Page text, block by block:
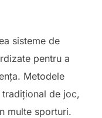
sisteme de
pentru a
Metodele
de joc,
multe sporturi.